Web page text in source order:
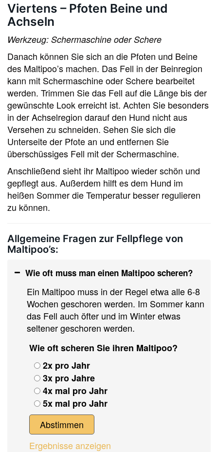
Viertens – Pfoten Beine und
Achseln
Werkzeug: Schermaschine oder Schere
Danach können Sie sich an die Pfoten und Beine
des Maltipoo’s machen. Das Fell in der Beinregion
kann mit Schermaschine oder Schere bearbeitet
werden. Trimmen Sie das Fell auf die Länge bis der
gewünschte Look erreicht ist. Achten Sie besonders
in der Achselregion darauf den Hund nicht aus
Versehen zu schneiden. Sehen Sie sich die
Unterseite der Pfote an und entfernen Sie
überschüssiges Fell mit der Schermaschine.
Anschließend sieht ihr Maltipoo wieder schön und
gepflegt aus. Außerdem hilft es dem Hund im
heißen Sommer die Temperatur besser regulieren
zu können.
Allgemeine Fragen zur Fellpflege von
Maltipoo’s:
Wie oft muss man einen Maltipoo scheren?
Ein Maltipoo muss in der Regel etwa alle 6-8
Wochen geschoren werden. Im Sommer kann
das Fell auch öfter und im Winter etwas
seltener geschoren werden.
Wie oft scheren Sie ihren Maltipoo?
2x pro Jahr
3x pro Jahre
4x mal pro Jahr
5x mal pro Jahr
Ergebnisse anzeigen